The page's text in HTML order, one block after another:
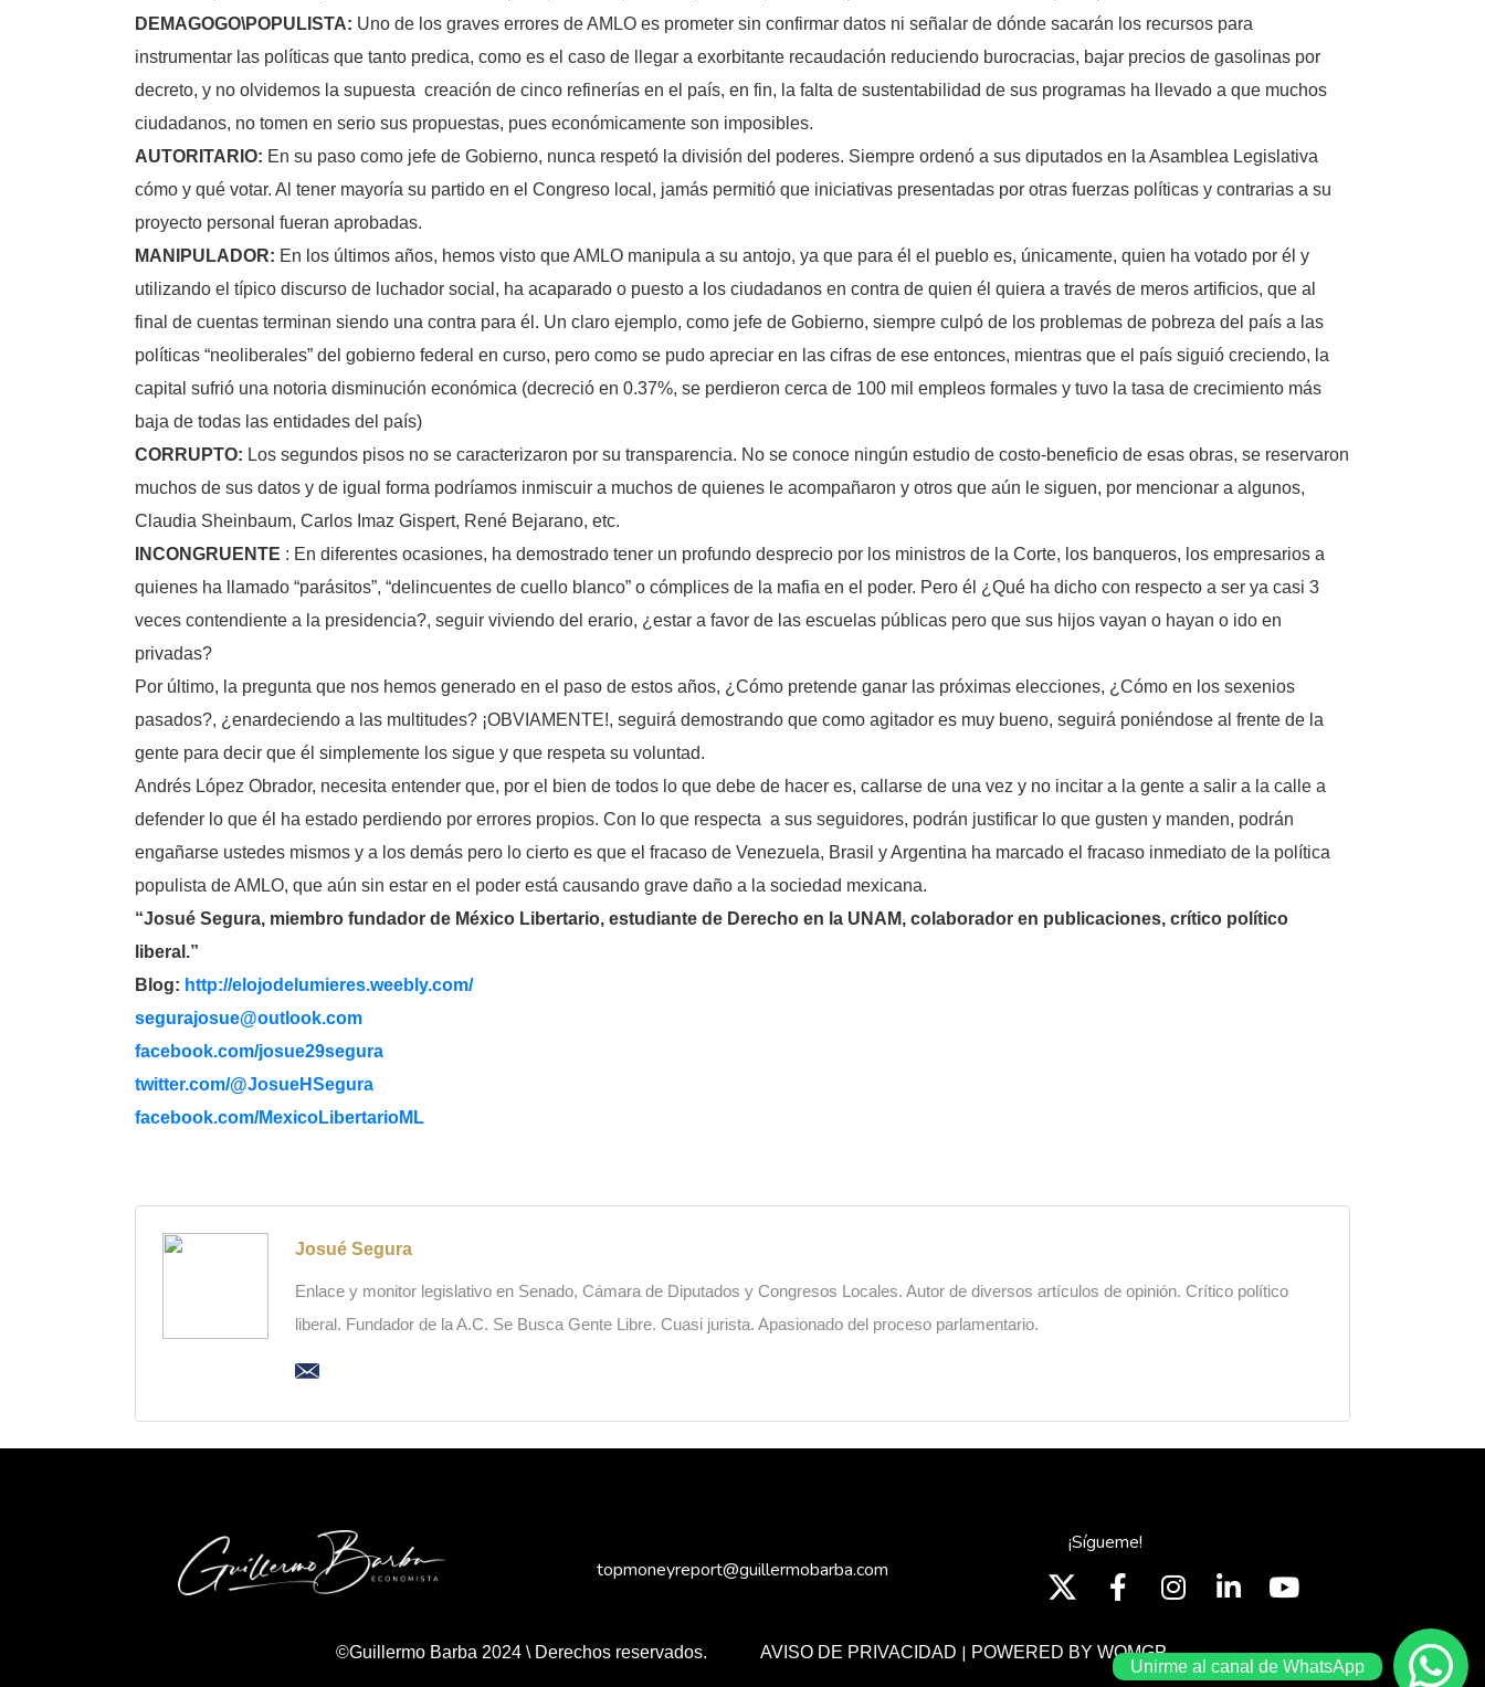
DEMAGOGO\POPULISTA: Uno de los graves errores de AMLO es prometer sin confirmar datos ni señalar de dónde sacarán los recursos para
instrumentar las políticas que tanto predica, como es el caso de llegar a exorbitante recaudación reduciendo burocracias, bajar precios de gasolinas por
decreto, y no olvidemos la supuesta creación de cinco refinerías en el país, en fin, la falta de sustentabilidad de sus programas ha llevado a que muchos
ciudadanos, no tomen en serio sus propuestas, pues económicamente son imposibles.
AUTORITARIO: En su paso como jefe de Gobierno, nunca respetó la división del poderes. Siempre ordenó a sus diputados en la Asamblea Legislativa
cómo y qué votar. Al tener mayoría su partido en el Congreso local, jamás permitió que iniciativas presentadas por otras fuerzas políticas y contrarias a su
proyecto personal fueran aprobadas.
MANIPULADOR: En los últimos años, hemos visto que AMLO manipula a su antojo, ya que para él el pueblo es, únicamente, quien ha votado por él y
utilizando el típico discurso de luchador social, ha acaparado o puesto a los ciudadanos en contra de quien él quiera a través de meros artificios, que al
final de cuentas terminan siendo una contra para él. Un claro ejemplo, como jefe de Gobierno, siempre culpó de los problemas de pobreza del país a las
políticas “neoliberales” del gobierno federal en curso, pero como se pudo apreciar en las cifras de ese entonces, mientras que el país siguió creciendo, la
capital sufrió una notoria disminución económica (decreció en 0.37%, se perdieron cerca de 100 mil empleos formales y tuvo la tasa de crecimiento más
baja de todas las entidades del país)
CORRUPTO: Los segundos pisos no se caracterizaron por su transparencia. No se conoce ningún estudio de costo-beneficio de esas obras, se reservaron
muchos de sus datos y de igual forma podríamos inmiscuir a muchos de quienes le acompañaron y otros que aún le siguen, por mencionar a algunos,
Claudia Sheinbaum, Carlos Imaz Gispert, René Bejarano, etc.
INCONGRUENTE : En diferentes ocasiones, ha demostrado tener un profundo desprecio por los ministros de la Corte, los banqueros, los empresarios a
quienes ha llamado “parásitos”, “delincuentes de cuello blanco” o cómplices de la mafia en el poder. Pero él ¿Qué ha dicho con respecto a ser ya casi 3
veces contendiente a la presidencia?, seguir viviendo del erario, ¿estar a favor de las escuelas públicas pero que sus hijos vayan o hayan o ido en
privadas?
Por último, la pregunta que nos hemos generado en el paso de estos años, ¿Cómo pretende ganar las próximas elecciones, ¿Cómo en los sexenios
pasados?, ¿enardeciendo a las multitudes? ¡OBVIAMENTE!, seguirá demostrando que como agitador es muy bueno, seguirá poniéndose al frente de la
gente para decir que él simplemente los sigue y que respeta su voluntad.
Andrés López Obrador, necesita entender que, por el bien de todos lo que debe de hacer es, callarse de una vez y no incitar a la gente a salir a la calle a
defender lo que él ha estado perdiendo por errores propios. Con lo que respecta a sus seguidores, podrán justificar lo que gusten y manden, podrán
engañarse ustedes mismos y a los demás pero lo cierto es que el fracaso de Venezuela, Brasil y Argentina ha marcado el fracaso inmediato de la política
populista de AMLO, que aún sin estar en el poder está causando grave daño a la sociedad mexicana.
“Josué Segura, miembro fundador de México Libertario, estudiante de Derecho en la UNAM, colaborador en publicaciones, crítico político
liberal.”
Blog: http://elojodelumieres.weebly.com/
segurajosue@outlook.com
facebook.com/josue29segura
twitter.com/@JosueHSegura
facebook.com/MexicoLibertarioML
Josué Segura
Enlace y monitor legislativo en Senado, Cámara de Diputados y Congresos Locales. Autor de diversos artículos de opinión. Crítico político
liberal. Fundador de la A.C. Se Busca Gente Libre. Cuasi jurista. Apasionado del proceso parlamentario.
topmoneyreport@guillermobarba.com
¡Sígueme!
©Guillermo Barba 2024 \ Derechos reservados. AVISO DE PRIVACIDAD | POWERED BY WOMGP
Unirme al canal de WhatsApp